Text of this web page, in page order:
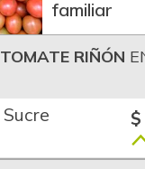
familiar
TOMATE RIÑÓN
Sucre